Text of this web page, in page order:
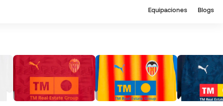
Equipaciones Blogs